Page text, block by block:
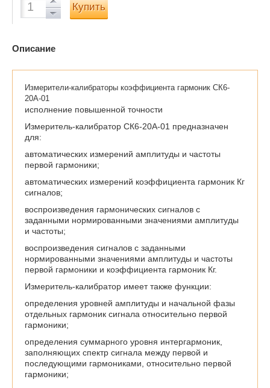
Купить
Описание
Измерители-калибраторы коэффициента гармоник СК6-
20А-01
исполнение повышенной точности
Измеритель-калибратор СК6-20А-01 предназначен
для:
автоматических измерений амплитуды и частоты
первой гармоники;
автоматических измерений коэффициента гармоник Кг
сигналов;
воспроизведения гармонических сигналов с
заданными нормированными значениями амплитуды
и частоты;
воспроизведения сигналов с заданными
нормированными значениями амплитуды и частоты
первой гармоники и коэффициента гармоник Кг.
Измеритель-калибратор имеет также функции:
определения уровней амплитуды и начальной фазы
отдельных гармоник сигнала относительно первой
гармоники;
определения суммарного уровня интергармоник,
заполняющих спектр сигнала между первой и
последующими гармониками, относительно первой
гармоники;